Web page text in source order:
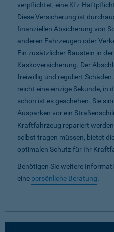
verpflichtet, eine Kfz-
Diese Versicherung ist
finanziellen Absicherung von
anderen Fahrzeugen oder
Ein zusätzlicher Baustein in
Kaskoversicherung. Der
freiwillig und reguliert
reicht eine einzige Sekunde, in
schon ist es geschehen. Sie
Ausparken vor ein
Kraftfahrzeug repariert
selbst tragen müssen, bietet
optimalen Schutz für Ihr
Benötigen Sie weitere
eine persönliche Beratung.